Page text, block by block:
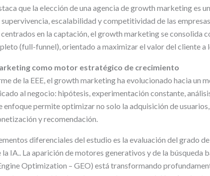
que la elección de una agencia de growth marketing es
escalabilidad y competitividad de las
en la captación, el growth marketing se consolida
(full-funnel), orientado a maximizar el valor del cliente a
como motor estratégico de crecimiento
de la EEE, el growth marketing ha evolucionado hacia un
al negocio: hipótesis, experimentación constante,
enfoque permite optimizar no solo la adquisición de
y recomendación.
diferenciales del estudio es la evaluación del grado
IA.. La aparición de motores generativos y de la búsqueda
Optimization – GEO) está transformando